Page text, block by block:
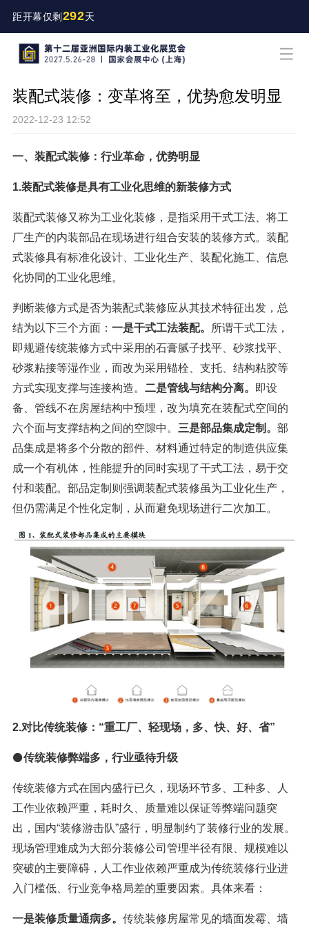
距开幕仅剩 292天
装配式装修：变革将至，优势愈发明显
2022-12-23 12:52
一、装配式装修：行业革命，优势明显
1.装配式装修是具有工业化思维的新装修方式
装配式装修又称为工业化装修，是指采用干式工法、将工
厂生产的内装部品在现场进行组合安装的装修方式。装配
式装修具有标准化设计、工业化生产、装配化施工、信息
化协同的工业化思维。
判断装修方式是否为装配式装修应从其技术特征出发，总
结为以下三个方面： 一是干式工法装配。
所谓干式工法，
即规避传统装修方式中采用的石膏腻子找平、砂浆找平、
砂浆粘接等湿作业，而改为采用锚栓、支托、结构粘胶等
方式实现支撑与连接构造。 二是管线与结构分离。
即设
备、管线不在房屋结构中预埋，改为填充在装配式空间的
六个面与支撑结构之间的空隙中。 三是部品集成定制。 部
品集成是将多个分散的部件、材料通过特定的制造供应集
成一个有机体，性能提升的同时实现了干式工法，易于交
付和装配。部品定制则强调装配式装修虽为工业化生产，
但仍需满足个性化定制，从而避免现场进行二次加工。
2.对比传统装修：“重工厂、轻现场，多、快、好、省”
⚫传统装修弊端多，行业亟待升级
传统装修方式在国内盛行已久，现场环节多、工种多、人
工作业依赖严重，耗时久、质量难以保证等弊端问题突
出，国内“装修游击队”盛行，明显制约了装修行业的发展。
现场管理难成为大部分装修公司管理半径有限、规模难以
突破的主要障碍，人工作业依赖严重成为传统装修行业进
入门槛低、行业竞争格局差的重要因素。具体来看：
一是装修质量通病多。 传统装修房屋常见的墙面发霉、墙